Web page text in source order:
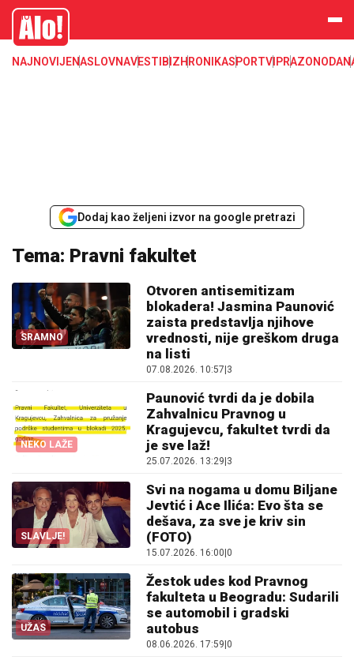
Alo
NAJNOVIJENASLOVNAVESTI BIZHRONIKASPORTVIPRAZONODA
Dodaj kao željeni izvor na google pretrazi
Tema: Pravni fakultet
SRAMNO
Otvoren antisemitizam
blokadera! Jasmina Paunović
zaista predstavlja njihove
vrednosti, nije greškom druga
na listi
07.08.2026. 10:57 3
NEKO LAŽE
Paunović tvrdi da je dobila
Zahvalnicu Pravnog u
Kragujevcu, fakultet tvrdi da
je sve laž!
25.07.2026. 13:29 3
SLAVLJE!
Svi na nogama u domu Biljane
Jevtić i Ace Ilića: Evo šta se
dešava, za sve je kriv sin
(FOTO)
15.07.2026. 16:00 0
UŽAS
Žestok udes kod Pravnog
fakulteta u Beogradu: Sudarili
se automobil i gradski
autobus
08.06.2026. 17:59 0